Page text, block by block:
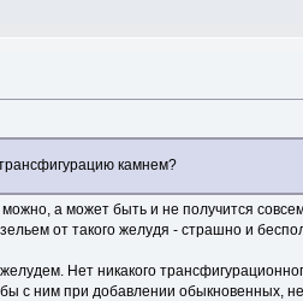
камнем?
а может быть и не получится
от такого желудя - страшно и
Нет никакого
с ним при добавлении обыкновенных, не